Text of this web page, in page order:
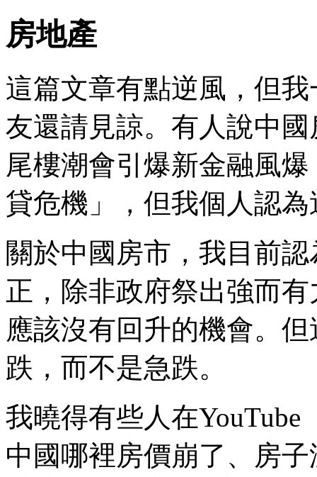
房地產
這篇文章有點逆風，但
友還請見諒。有人說中
尾樓潮會引爆新金融風
貸危機」，但我個人認
關於中國房市，我目前
正，除非政府祭出強而
應該沒有回升的機會。
跌，而不是急跌。
我曉得有些人在
中國哪裡房價崩了、房